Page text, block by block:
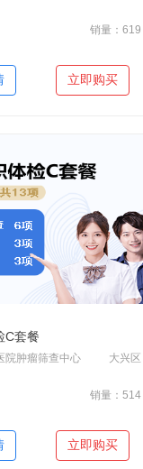
＋加入对比
销量：619
立即购买
＋加入对比
C套餐
院肿瘤筛查中心 大兴区
销量：514
立即购买